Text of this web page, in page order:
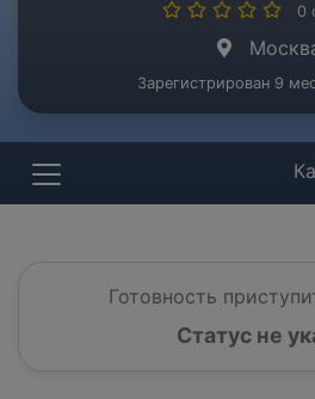
0
Зарегистрирован 9
Готовность
Статус не